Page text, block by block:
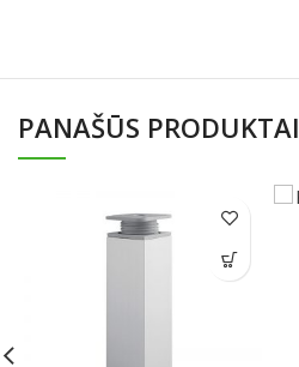
PANAŠŪS PRODUKTAI